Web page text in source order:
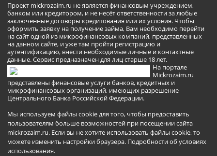
Проект mickrozaim.ru не является финансовым учреждением,
банком или кредитором, и не несёт ответственности за любые
заключенные договоры кредитования или их условия. Чтобы
оформить заявку на получение займа, Вам необходимо перейти
на сайт одной из микрофинансовых компаний, представленных
на данном сайте, и уже там пройти регистрацию и
аутентификацию, внести необходимые личные и контактные
данные. Сервис предназначен для лиц старше 18 лет.
На портале
Mickrozaim.ru
представлены финансовые услуги банков, кредитных и
микрофинансовых организаций, имеющих разрешение
Центрального Банка Российской Федерации.
Мы используем файлы cookie для того, чтобы предоставить
пользователям больше возможностей при посещении сайта
mickrozaim.ru. Если вы не хотите использовать файлы cookie, то
можете изменить настройки браузера. Подробности об условиях
использования.